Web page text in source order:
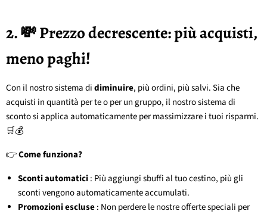
2. 💸 Prezzo decrescente: più acquisti,
meno paghi!
Con il nostro sistema didiminuire, più ordini, più salvi. Sia che
acquisti in quantità per te o per un gruppo, il nostro sistema di
sconto si applica automaticamente per massimizzare i tuoi risparmi.
🛒💰
👉Come funziona?
Sconti automatici: Più aggiungi sbuffi al tuo cestino, più gli
sconti vengono automaticamente accumulati.
Promozioni escluse: Non perdere le nostre offerte speciali per